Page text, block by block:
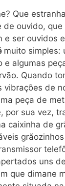
Que
de ouvido,
e ser ouvidos
muito simples:
e algumas
Quando
vibrações de
peça de
por sua vez,
caixinha de
uns
que dimane